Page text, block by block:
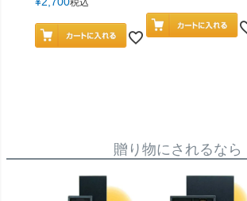
税込
贈り物にされるなら